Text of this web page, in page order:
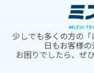
少しでも多くの方の
日もお客様の
お困りでしたら、ぜ